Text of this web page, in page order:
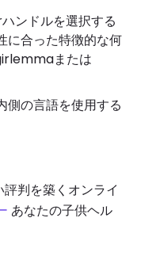
ンドルを選択する
に合った特徴的な何
または
側の言語を使用する
判を築くオンライ
あなたの子供ヘル